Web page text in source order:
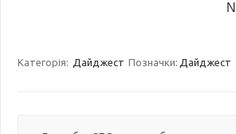
Категорія: Дайджест Позначки: Дайджест